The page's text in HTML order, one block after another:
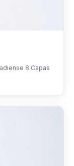
8 Capas